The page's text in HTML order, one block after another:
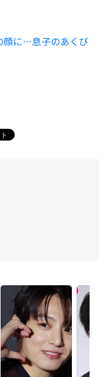
顔に…息子のあくび